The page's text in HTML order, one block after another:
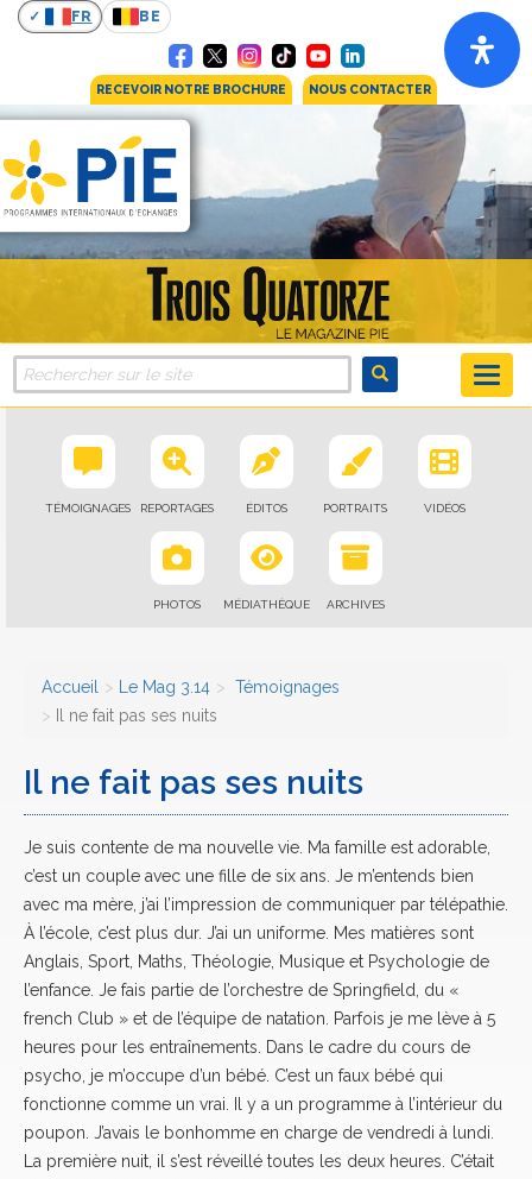
FR BE
RECEVOIR NOTRE BROCHURE NOUS CONTACTER
TÉMOIGNAGES REPORTAGES ÉDITOS PORTRAITS VIDÉOS
PHOTOS MÉDIATHÈQUE ARCHIVES
Accueil Le Mag 3.14
Témoignages
Il ne fait pas ses nuits
Il ne fait pas ses nuits
Je suis contente de ma nouvelle vie. Ma famille est adorable,
c’est un couple avec une fille de six ans. Je m’entends bien
avec ma mère, j’ai l’impression de communiquer par télépathie.
À l’école, c’est plus dur. J’ai un uniforme. Mes matières sont
Anglais, Sport, Maths, Théologie, Musique et Psychologie de
l’enfance. Je fais partie de l’orchestre de Springfield, du «
french Club » et de l’équipe de natation. Parfois je me lève à 5
heures pour les entraînements. Dans le cadre du cours de
psycho, je m’occupe d’un bébé. C’est un faux bébé qui
fonctionne comme un vrai. Il y a un programme à l’intérieur du
poupon. J’avais le bonhomme en charge de vendredi à lundi.
La première nuit, il s’est réveillé toutes les deux heures. C’était